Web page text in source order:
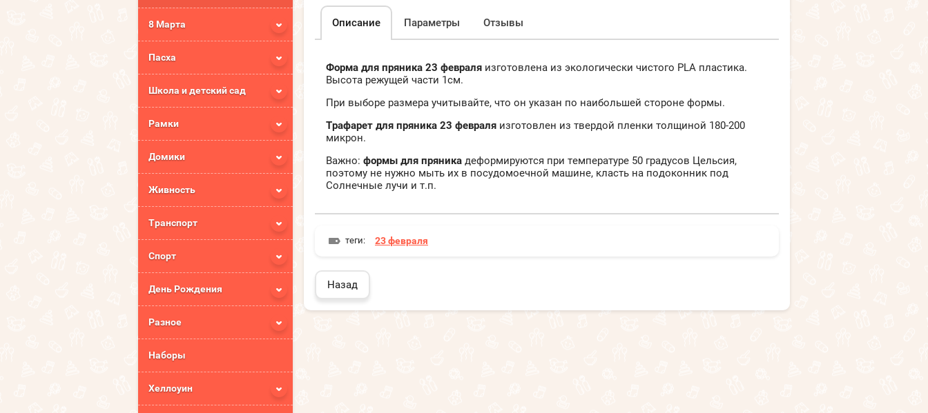
8 Марта
Пасха
Школа и детский сад
Рамки
Домики
Живность
Транспорт
Спорт
День Рождения
Разное
Наборы
Хеллоуин
Описание Параметры Отзывы
Форма для пряника 23 февраля изготовлена из экологически чистого PLA пластика.
Высота режущей части 1см.
При выборе размера учитывайте, что он указан по наибольшей стороне формы.
Трафарет для пряника 23 февраля изготовлен из твердой пленки толщиной 180-200
микрон.
Важно: формы для пряника деформируются при температуре 50 градусов Цельсия,
поэтому не нужно мыть их в посудомоечной машине, класть на подоконник под
Солнечные лучи и т.п.
теги: 23 февраля
Назад